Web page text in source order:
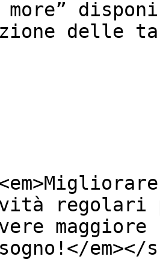
more”
delle
regolari
em></